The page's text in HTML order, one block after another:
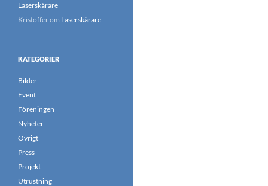
Laserskärare
Kristofferom Laserskärare
KATEGORIER
Bilder
Event
Föreningen
Nyheter
Övrigt
Press
Projekt
Utrustning